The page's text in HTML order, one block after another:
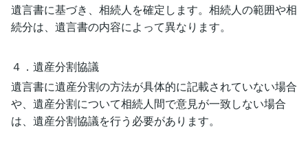
遺言書に基づき、相続人を確定します。相続人の範囲や相
続分は、遺言書の内容によって異なります。
４．遺産分割協議
遺言書に遺産分割の方法が具体的に記載されていない場合
や、遺産分割について相続人間で意見が一致しない場合
は、遺産分割協議を行う必要があります。